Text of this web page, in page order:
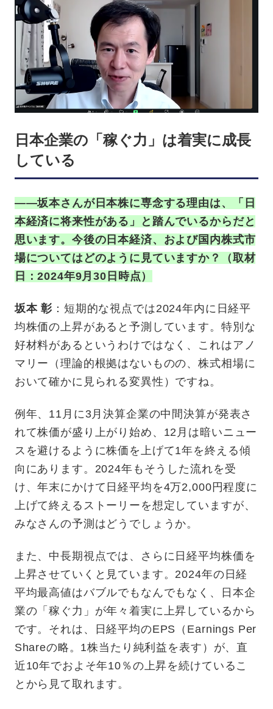
日本企業の「稼ぐ力」は着実に成長
している
——坂本さんが日本株に専念する理由は、「日
本経済に将来性がある」と踏んでいるからだと
思います。今後の日本経済、および国内株式市
場についてはどのように見ていますか？（取材
日：2024年9月30日時点）
坂本 彰 ：短期的な視点では2024年内に日経平
均株価の上昇があると予測しています。特別な
好材料があるというわけではなく、これはアノ
マリー（理論的根拠はないものの、株式相場に
おいて確かに見られる変異性）ですね。
例年、11月に3月決算企業の中間決算が発表さ
れて株価が盛り上がり始め、12月は暗いニュー
スを避けるように株価を上げて1年を終える傾
向にあります。2024年もそうした流れを受
け、年末にかけて日経平均を4万2,000円程度に
上げて終えるストーリーを想定していますが、
みなさんの予測はどうでしょうか。
また、中長期視点では、さらに日経平均株価を
上昇させていくと見ています。2024年の日経
平均最高値はバブルでもなんでもなく、日本企
業の「稼ぐ力」が年々着実に上昇しているから
です。それは、日経平均のEPS（Earnings Per
Shareの略。1株当たり純利益を表す）が、直
近10年でおよそ年10％の上昇を続けているこ
とから見て取れます。